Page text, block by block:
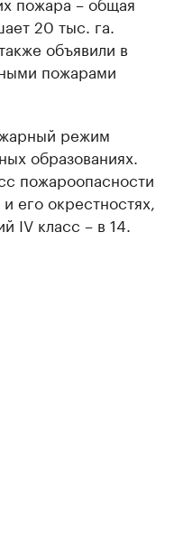
20 тыс. га.
объявили в
пожарами
режим
образованиях.
пожароопасности
его окрестностях,
IV класс – в 14.